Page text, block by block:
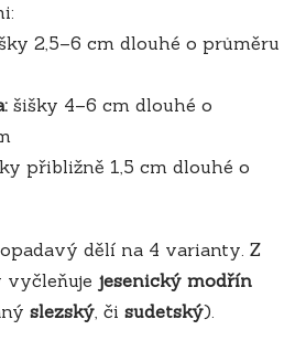
2,5–6 cm dlouhé o průměru
šišky 4–6 cm dlouhé o
přibližně 1,5 cm dlouhé o
dělí na 4 varianty. Z
vyčleňuje jesenický modřín
slezský, či sudetský).